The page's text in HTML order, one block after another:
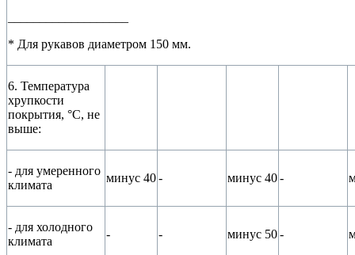
* Для рукавов диаметром 150 мм.
6. Температура
хрупкости
покрытия, °С, не
выше:
- для умеренного
климата
минус 40- минус 40-
- для холодного
климата
- - минус 50-